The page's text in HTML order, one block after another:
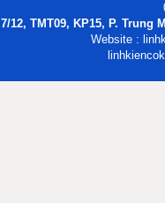
7/12, TMT09, KP15, P. Trung
Website :